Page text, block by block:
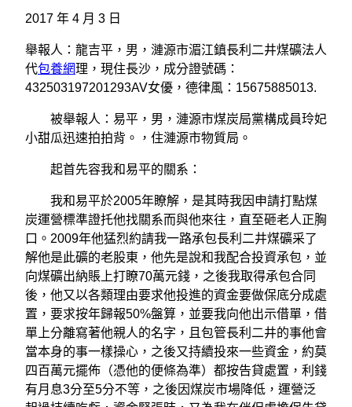
2017 年 4 月 3 日
舉報人：龍吉平，男，漣源市湄江鎮長利二井煤礦法人
代包養網理，現住長沙，成分證號碼：
432503197201293AV女優，德律風：15675885013.
被舉報人：易平，男，漣源市煤炭局黨構成員玲妃
小甜瓜迅速拍拍背。，住漣源市物質局。
起首先容我和易平的關系：
我和易平於2005年瞭解，是其時我因申請打點煤
炭運營標準證托他找關系而與他來往，直至砸老人正胸
口。2009年他猛烈約請我一路承包長利二井煤礦采了
解他是此礦的老股東，他先是說和我配合投資承包，並
向煤礦出納賬上打瞭70萬元錢，之後我取得承包合同
後，他又以各類理由要求他投進的資金要做保底分成處
置，要求按年歸報50%盤算，並要我向他出示借單，借
單上分離寫著他親人的名字，且包管長利二井的事他會
當本身的事一樣操心，之後又持續投來一些資金，約莫
四百萬元擺佈（憑他的便條為準）都按告貸處置，利錢
有月息3分至5分不等，之後因煤炭市場降低，運營泛